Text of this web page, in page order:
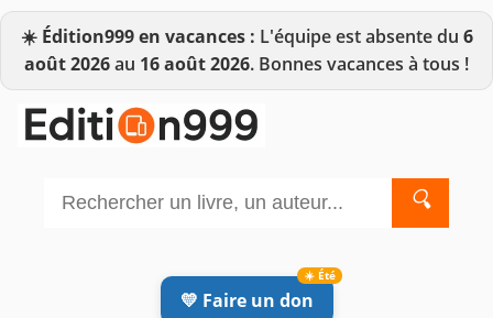
☀️ Édition999 en vacances : L'équipe est absente du 6
août 2026au 16 août 2026. Bonnes vacances à tous !
🔍
💛 Faire un don